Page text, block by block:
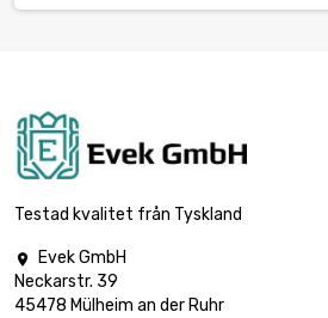
Testad kvalitet från Tyskland

Evek GmbH
Neckarstr. 39
45478 Mülheim an der Ruhr